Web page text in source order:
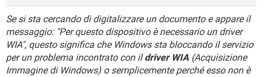
TIKTOK FACEBOOK
HARDWARE
INSTAGRAM WHATSAPP
TIKTOK FACEBOOK
HARDWARE
INTRATTENIMENTO ANDROID
iOS WINDOWS 10
INSTAGRAM WHATSAPP
COVID-19 GAMING
INTRATTENIMENTO ANDROID
iOS WINDOWS 10
Se si sta cercando di digitalizzare un documento e appare il
messaggio: "Per questo dispositivo è necessario un driver
WIA", questo significa che Windows sta bloccando il servizio
per un problema incontrato con ildriver WIA (Acquisizione
Immagine di Windows) o semplicemente perché esso non è